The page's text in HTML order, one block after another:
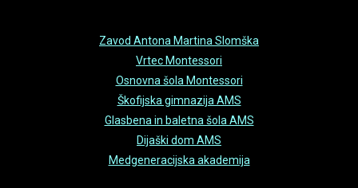
Zavod Antona Martina Slomška
Vrtec Montessori
Osnovna šola Montessori
Škofijska gimnazija AMS
Glasbena in baletna šola AMS
Dijaški dom AMS
Medgeneracijska akademija